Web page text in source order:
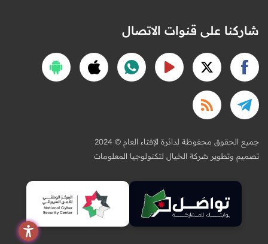
شاركنا على قنوات الاتصال
2024 © جميع الحقوق محفوظة لدائرة الإفتاء العام
تصميم وتطوير شركة الخيال لتكنولوجيا المعلومات